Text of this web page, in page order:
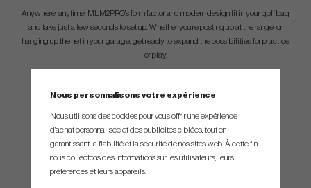
Anywhere, anytime, MLM2PRO's form factor and modern design fit in your golf bag
and take just a few seconds to set up. Whether you're posting up at the range, or
hanging up the net in your garage, get ready to expand the possibilities for practice
or play.
simulated golf courses so your game goes wherever you go.
Nous personnalisons votre expérience
Nous utilisons des cookies pour vous offrir une expérience
d'achat personnalisée et des publicités ciblées, tout en
garantissant la fiabilité et la sécurité de nos sites web. À cette fin,
nous collectons des informations sur les utilisateurs, leurs
préférences et leurs appareils.